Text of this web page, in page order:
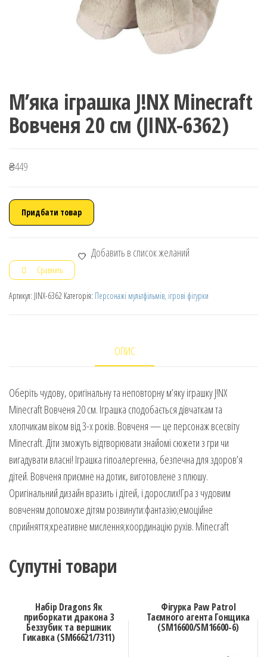
М’яка іграшка J!NX Minecraft
Вовченя 20 см (JINX-6362)
₴449
Придбати товар
Добавить в список желаний
Сравнить
Артикул: JINX-6362 Категорія: Персонажі мультфільмів, ігрові фігурки
ОПИС
Оберіть чудову, оригінальну та неповторну м’яку іграшку J!NX
Minecraft Вовченя 20 см. Іграшка сподобається дівчаткам та
хлопчикам віком від 3-х років. Вовченя — це персонаж всесвіту
Minecraft. Діти зможуть відтворювати знайомі сюжети з гри чи
вигадувати власні! Іграшка гіпоалергенна, безпечна для здоров’я
дітей. Вовченя приємне на дотик, виготовлене з плюшу.
Оригінальний дизайн вразить і дітей, і дорослих!Гра з чудовим
вовченям допоможе дітям розвинути:фантазію;емоційне
сприйняття;креативне мислення;координацію рухів. Minecraft
Супутні товари
Набір Dragons Як
приборкати дракона 3
Беззубик та вершник
Гикавка (SM66621/7311)
Фігурка Paw Patrol
Таємного агента Гонщика
(SM16600/SM16600-6)